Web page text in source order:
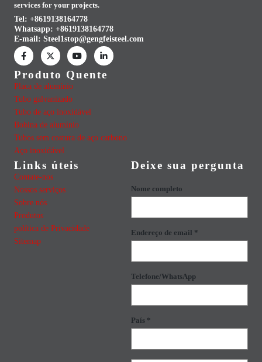
services for your projects.
Tel: +8619138164778
Whatsapp: +8619138164778
E-mail: Steel1stop@gengfeisteel.com
Produto Quente
Placa de alumínio
Tubo galvanizado
Tubo de aço inoxidável
Bobina de alumínio
Tubos sem costura de aço carbono
Aço inoxidável
Links úteis
Contate-nos
Nossos serviços
Sobre nós
Produtos
política de Privacidade
Sitemap
Deixe sua pergunta
Nome completo
Endereço de email *
Telefone/WhatsApp
País *